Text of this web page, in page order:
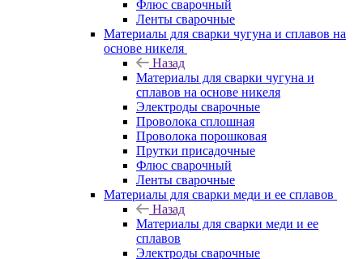
Флюс сварочный
Ленты сварочные
Материалы для сварки чугуна и сплавов на
основе никеля
Назад
Материалы для сварки чугуна и
сплавов на основе никеля
Электроды сварочные
Проволока сплошная
Проволока порошковая
Прутки присадочные
Флюс сварочный
Ленты сварочные
Материалы для сварки меди и ее сплавов
Назад
Материалы для сварки меди и ее
сплавов
Электроды сварочные